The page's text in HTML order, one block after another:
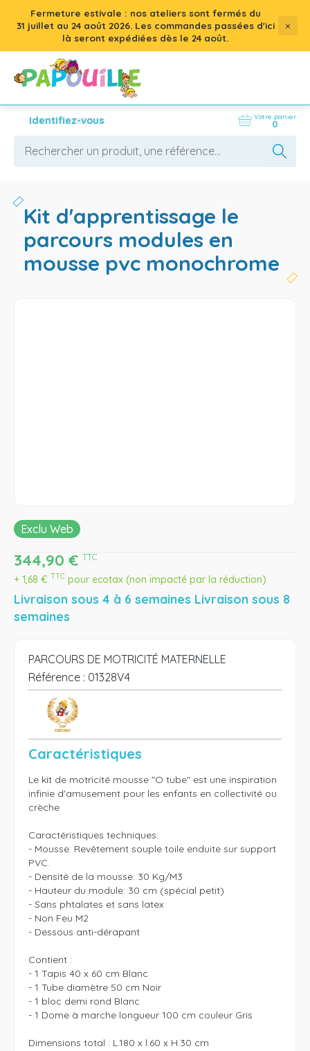
Fermeture estivale : nos ateliers sont fermés du
31 juillet au 24 août 2026. Les commandes passées d'ici
là seront expédiées dès le 24 août.
×
Identifiez-vous Votre panier
0
kit d'apprentissage le
parcours modules en
mousse pvc monochrome
Exclu Web
344,90 € TTC
+ 1,68 € TTC pour ecotax (non impacté par la réduction)
Livraison sous 4 à 6 semaines Livraison sous 8
semaines
PARCOURS DE MOTRICITÉ MATERNELLE
Référence : 01328V4
Caractéristiques
Le kit de motricité mousse "O tube" est une inspiration
infinie d'amusement pour les enfants en collectivité ou
crèche
Caractéristiques techniques:
- Mousse: Revêtement souple toile enduite sur support
PVC.
- Densité de la mousse: 30 Kg/M3
- Hauteur du module: 30 cm (spécial petit)
- Sans phtalates et sans latex
- Non Feu M2
- Dessous anti-dérapant
Contient :
- 1 Tapis 40 x 60 cm Blanc
- 1 Tube diamètre 50 cm Noir
- 1 bloc demi rond Blanc
- 1 Dome à marche longueur 100 cm couleur Gris
Dimensions total : L.180 x l.60 x H.30 cm